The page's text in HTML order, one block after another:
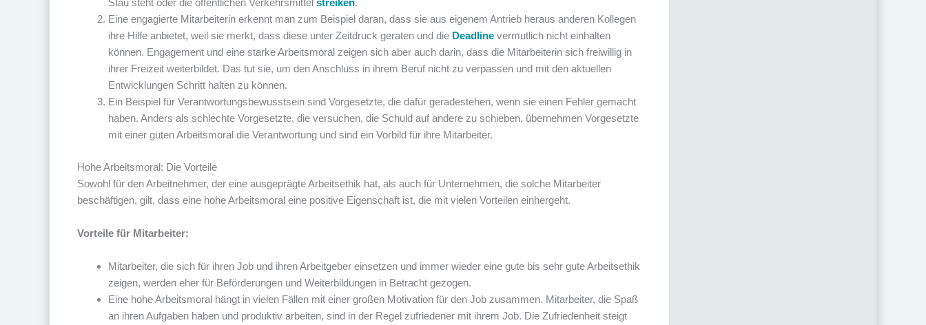
Stau steht oder die öffentlichen Verkehrsmittel streiken.
Eine engagierte Mitarbeiterin erkennt man zum Beispiel daran, dass sie aus eigenem Antrieb heraus anderen Kollegen
ihre Hilfe anbietet, weil sie merkt, dass diese unter Zeitdruck geraten und die Deadline vermutlich nicht einhalten
können. Engagement und eine starke Arbeitsmoral zeigen sich aber auch darin, dass die Mitarbeiterin sich freiwillig in
ihrer Freizeit weiterbildet. Das tut sie, um den Anschluss in ihrem Beruf nicht zu verpassen und mit den aktuellen
Entwicklungen Schritt halten zu können.
Ein Beispiel für Verantwortungsbewusstsein sind Vorgesetzte, die dafür geradestehen, wenn sie einen Fehler gemacht
haben. Anders als schlechte Vorgesetzte, die versuchen, die Schuld auf andere zu schieben, übernehmen Vorgesetzte
mit einer guten Arbeitsmoral die Verantwortung und sind ein Vorbild für ihre Mitarbeiter.
Hohe Arbeitsmoral: Die Vorteile
Sowohl für den Arbeitnehmer, der eine ausgeprägte Arbeitsethik hat, als auch für Unternehmen, die solche Mitarbeiter
beschäftigen, gilt, dass eine hohe Arbeitsmoral eine positive Eigenschaft ist, die mit vielen Vorteilen einhergeht.
Vorteile für Mitarbeiter:
Mitarbeiter, die sich für ihren Job und ihren Arbeitgeber einsetzen und immer wieder eine gute bis sehr gute Arbeitsethik
zeigen, werden eher für Beförderungen und Weiterbildungen in Betracht gezogen.
Eine hohe Arbeitsmoral hängt in vielen Fällen mit einer großen Motivation für den Job zusammen. Mitarbeiter, die Spaß
an ihren Aufgaben haben und produktiv arbeiten, sind in der Regel zufriedener mit ihrem Job. Die Zufriedenheit steigt